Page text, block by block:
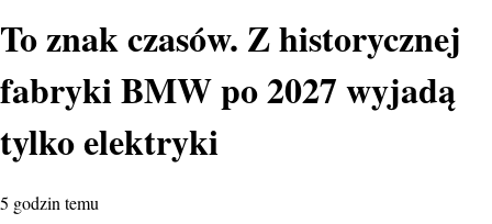
To znak czasów. Z historycznej
fabryki BMW po 2027 wyjadą
tylko elektryki
5 godzin temu